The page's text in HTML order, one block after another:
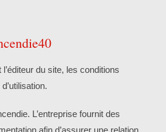
du site, les conditions
L’entreprise fournit des
afin d’assurer une relation